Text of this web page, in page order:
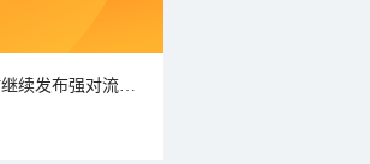
中央气象台8月8日06时继续发布强对流天气蓝色预警